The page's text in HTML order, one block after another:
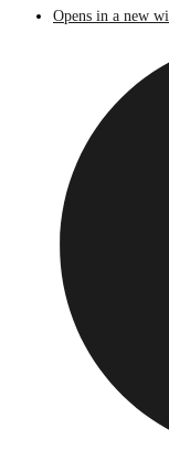
Opens in a new